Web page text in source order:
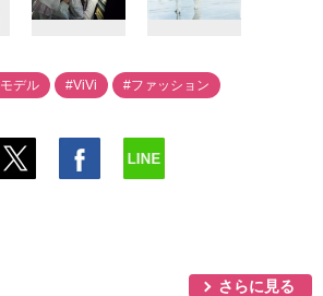
デル #ViVi #ファッション
さらに見る